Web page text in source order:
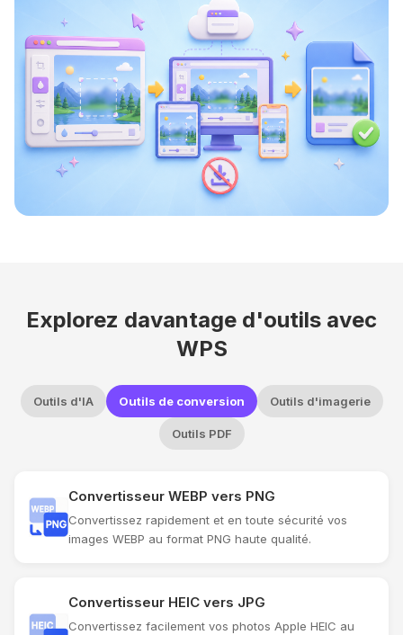
Explorez davantage d'outils avec
WPS
Outils d'IA Outils de conversion Outils d'imagerie
Outils PDF
Convertisseur WEBP vers PNG
Convertissez rapidement et en toute sécurité vos
images WEBP au format PNG haute qualité.
Convertisseur HEIC vers JPG
Convertissez facilement vos photos Apple HEIC au